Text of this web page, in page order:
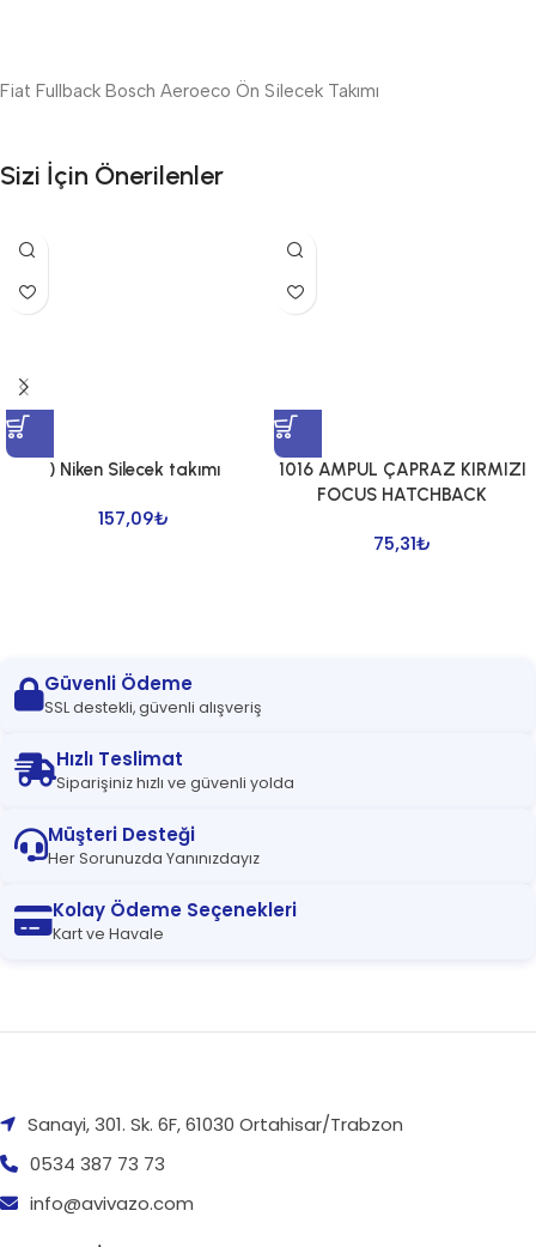
Fiat Fullback Bosch Aeroeco Ön Silecek Takımı
Sizi İçin Önerilenler
) Niken Silecek takımı
157,09₺
1016 AMPUL ÇAPRAZ KIRMIZI
FOCUS HATCHBACK
75,31₺
Güvenli Ödeme
SSL destekli, güvenli alışveriş
Hızlı Teslimat
Siparişiniz hızlı ve güvenli yolda
Müşteri Desteği
Her Sorunuzda Yanınızdayız
Kolay Ödeme Seçenekleri
Kart ve Havale
Sanayi, 301. Sk. 6F, 61030 Ortahisar/Trabzon
0534 387 73 73
info@avivazo.com